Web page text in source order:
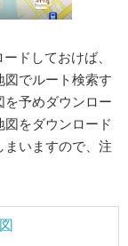
ドしておけば、
でルート検索す
を予めダウンロー
図をダウンロード
まいますので、注